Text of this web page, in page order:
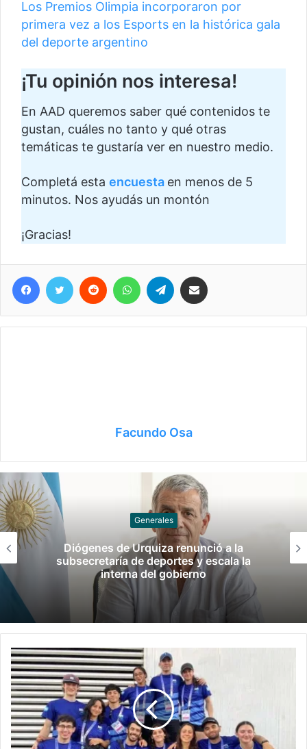
Los Premios Olimpia incorporaron por
primera vez a los Esports en la histórica gala
del deporte argentino
¡Tu opinión nos interesa!
En AAD queremos saber qué contenidos te
gustan, cuáles no tanto y qué otras
temáticas te gustaría ver en nuestro medio.
Completá esta encuesta en menos de 5
minutos. Nos ayudás un montón
¡Gracias!
Facebook
Twitter Reddit WhatsAppTelegram
Facundo Osa
Generales
Diógenes de Urquiza renunció a la
subsecretaría de deportes y escala la
interna del gobierno